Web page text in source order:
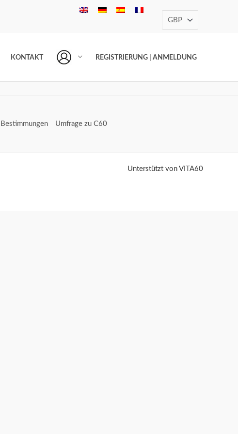
KONTAKT REGISTRIERUNG | ANMELDUNG
Umfrage zu C60
Unterstützt von VITA60